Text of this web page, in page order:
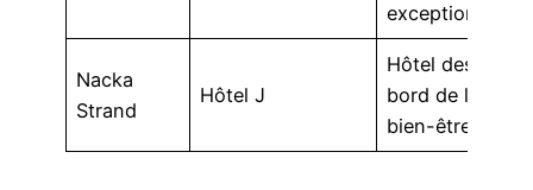
exceptionnel.
Nacka
Strand
Hôtel J
Hôtel design au
bord de l’eau et
bien-être.